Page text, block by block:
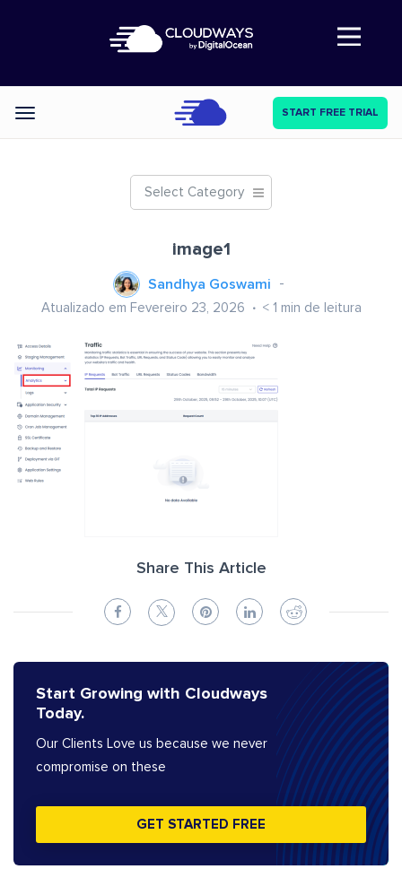
Abre a navegação
Categories START FREE TRIAL
Select Category
image1
Sandhya Goswami
Atualizado em Fevereiro 23, 2026 < 1 min de leitura
Share This Article
Start Growing with Cloudways
Today.
Our Clients Love us because we never
compromise on these
GET STARTED FREE